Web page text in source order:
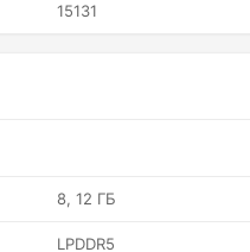
15131
8, 12 ГБ
LPDDR5